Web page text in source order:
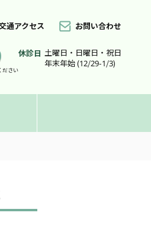
通アクセス お問い合わせ
ださい
休診日 土曜日・日曜日・祝日
年末年始 (12/29-1/3)